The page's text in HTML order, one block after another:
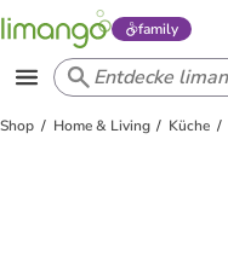
family
Shop Home & Living Küche